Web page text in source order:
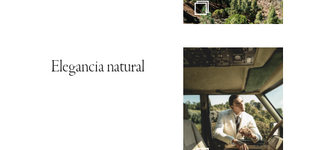
Elegancia natural